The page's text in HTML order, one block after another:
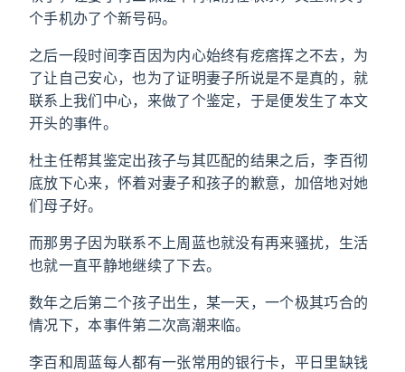
个手机办了个新号码。
之后一段时间李百因为内心始终有疙瘩挥之不去，为
了让自己安心，也为了证明妻子所说是不是真的，就
联系上我们中心，来做了个鉴定，于是便发生了本文
开头的事件。
杜主任帮其鉴定出孩子与其匹配的结果之后，李百彻
底放下心来，怀着对妻子和孩子的歉意，加倍地对她
们母子好。
而那男子因为联系不上周蓝也就没有再来骚扰，生活
也就一直平静地继续了下去。
数年之后第二个孩子出生，某一天，一个极其巧合的
情况下，本事件第二次高潮来临。
李百和周蓝每人都有一张常用的银行卡，平日里缺钱